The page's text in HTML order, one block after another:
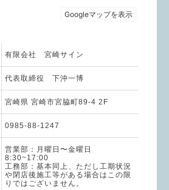
有限会社 宮崎サイン
代表取締役 下沖一博
宮崎県 宮崎市宮脇町89-4 2F
0985-88-1247
営業部：月曜日〜金曜日
8:30~17:00
工務部：基本同上、ただし工期状況
や閉店後施工等がある場合はこの限
りではございません。